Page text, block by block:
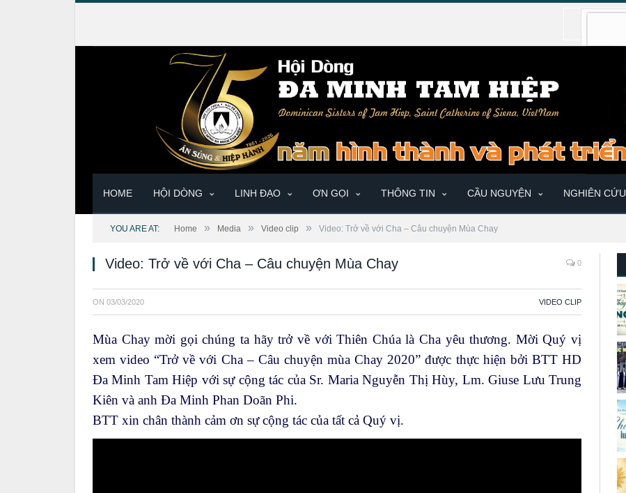
HOME HỘI DÒNG LINH ĐẠO ƠN GỌI THÔNG TIN CẦU NGUYỆN NGHIÊN CỨU
YOU ARE AT: Home » Media » Video clip » Video: Trở về với Cha – Câu chuyện Mùa Chay
Video: Trở về với Cha – Câu chuyện Mùa Chay 0
ON 03/03/2020 VIDEO CLIP
Mùa Chay mời gọi chúng ta hãy trở về với Thiên Chúa là Cha yêu thương. Mời Quý vị
xem video “Trở về với Cha – Câu chuyện mùa Chay 2020” được thực hiện bởi BTT HD
Đa Minh Tam Hiệp với sự cộng tác của Sr. Maria Nguyễn Thị Hùy, Lm. Giuse Lưu Trung
Kiên và anh Đa Minh Phan Doãn Phi.
BTT xin chân thành cảm ơn sự cộng tác của tất cả Quý vị.